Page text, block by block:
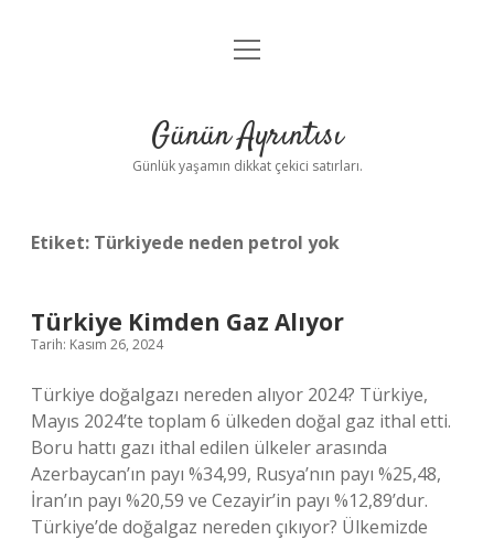
Anasayfa
Yasal Uyarı
menüyü
Günün Ayrıntısı
Günlük yaşamın dikkat çekici satırları.
Etiket: Türkiyede neden petrol yok
Türkiye Kimden Gaz Alıyor
Tarih: Kasım 26, 2024
Türkiye doğalgazı nereden alıyor 2024? Türkiye,
Mayıs 2024’te toplam 6 ülkeden doğal gaz ithal etti.
Boru hattı gazı ithal edilen ülkeler arasında
Azerbaycan’ın payı %34,99, Rusya’nın payı %25,48,
İran’ın payı %20,59 ve Cezayir’in payı %12,89’dur.
Türkiye’de doğalgaz nereden çıkıyor? Ülkemizde